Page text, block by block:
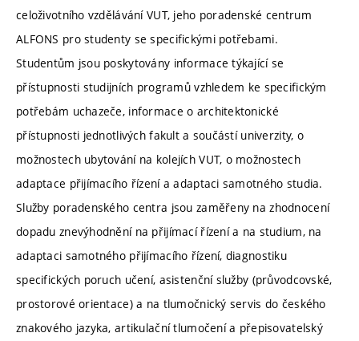
celoživotního vzdělávání VUT, jeho poradenské centrum
ALFONS pro studenty se specifickými potřebami.
Studentům jsou poskytovány informace týkající se
přístupnosti studijních programů vzhledem ke specifickým
potřebám uchazeče, informace o architektonické
přístupnosti jednotlivých fakult a součástí univerzity, o
možnostech ubytování na kolejích VUT, o možnostech
adaptace přijímacího řízení a adaptaci samotného studia.
Služby poradenského centra jsou zaměřeny na zhodnocení
dopadu znevýhodnění na přijímací řízení a na studium, na
adaptaci samotného přijímacího řízení, diagnostiku
specifických poruch učení, asistenční služby (průvodcovské,
prostorové orientace) a na tlumočnický servis do českého
znakového jazyka, artikulační tlumočení a přepisovatelský